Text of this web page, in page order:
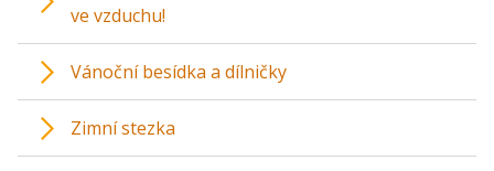
ve vzduchu!
Vánoční besídka a dílničky
Zimní stezka